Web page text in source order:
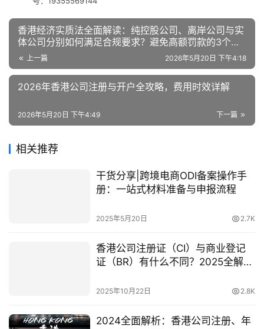
香港经济实质法全面解读：纯控股公司、离岸公司与实
体公司分别如何满足合规要求？避免高额罚款的3个关
键步骤
上一篇 2026年5月20日 下午4:18
2026年香港公司注册与开户全攻略，费用时效详解
下一篇
2026年5月20日 下午4:49
相关推荐
干货分享|跨境电商ODI备案操作手
册：一站式材料准备与申报流程
2025年5月20日 2.7K
香港公司注册证（CI）与商业登记
证（BR）有什么不同？2025全解
2025年10月22日 2.8K
2024全面解析：香港公司注册、年